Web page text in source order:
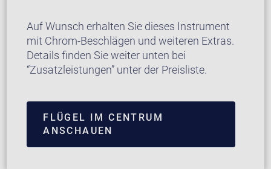
Auf Wunsch erhalten Sie dieses Instrument
mit Chrom-Beschlägen und weiteren Extras.
Details finden Sie weiter unten bei
“Zusatzleistungen” unter der Preisliste.
FLÜGEL IM CENTRUM
ANSCHAUEN